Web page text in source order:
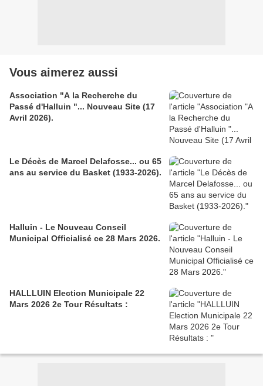
Vous aimerez aussi
Association "A la Recherche du
Passé d'Halluin "... Nouveau Site (17
Avril 2026).
Le Décès de Marcel Delafosse... ou 65
ans au service du Basket (1933-2026).
Halluin - Le Nouveau Conseil
Municipal Officialisé ce 28 Mars 2026.
HALLLUIN Election Municipale 22
Mars 2026 2e Tour Résultats :